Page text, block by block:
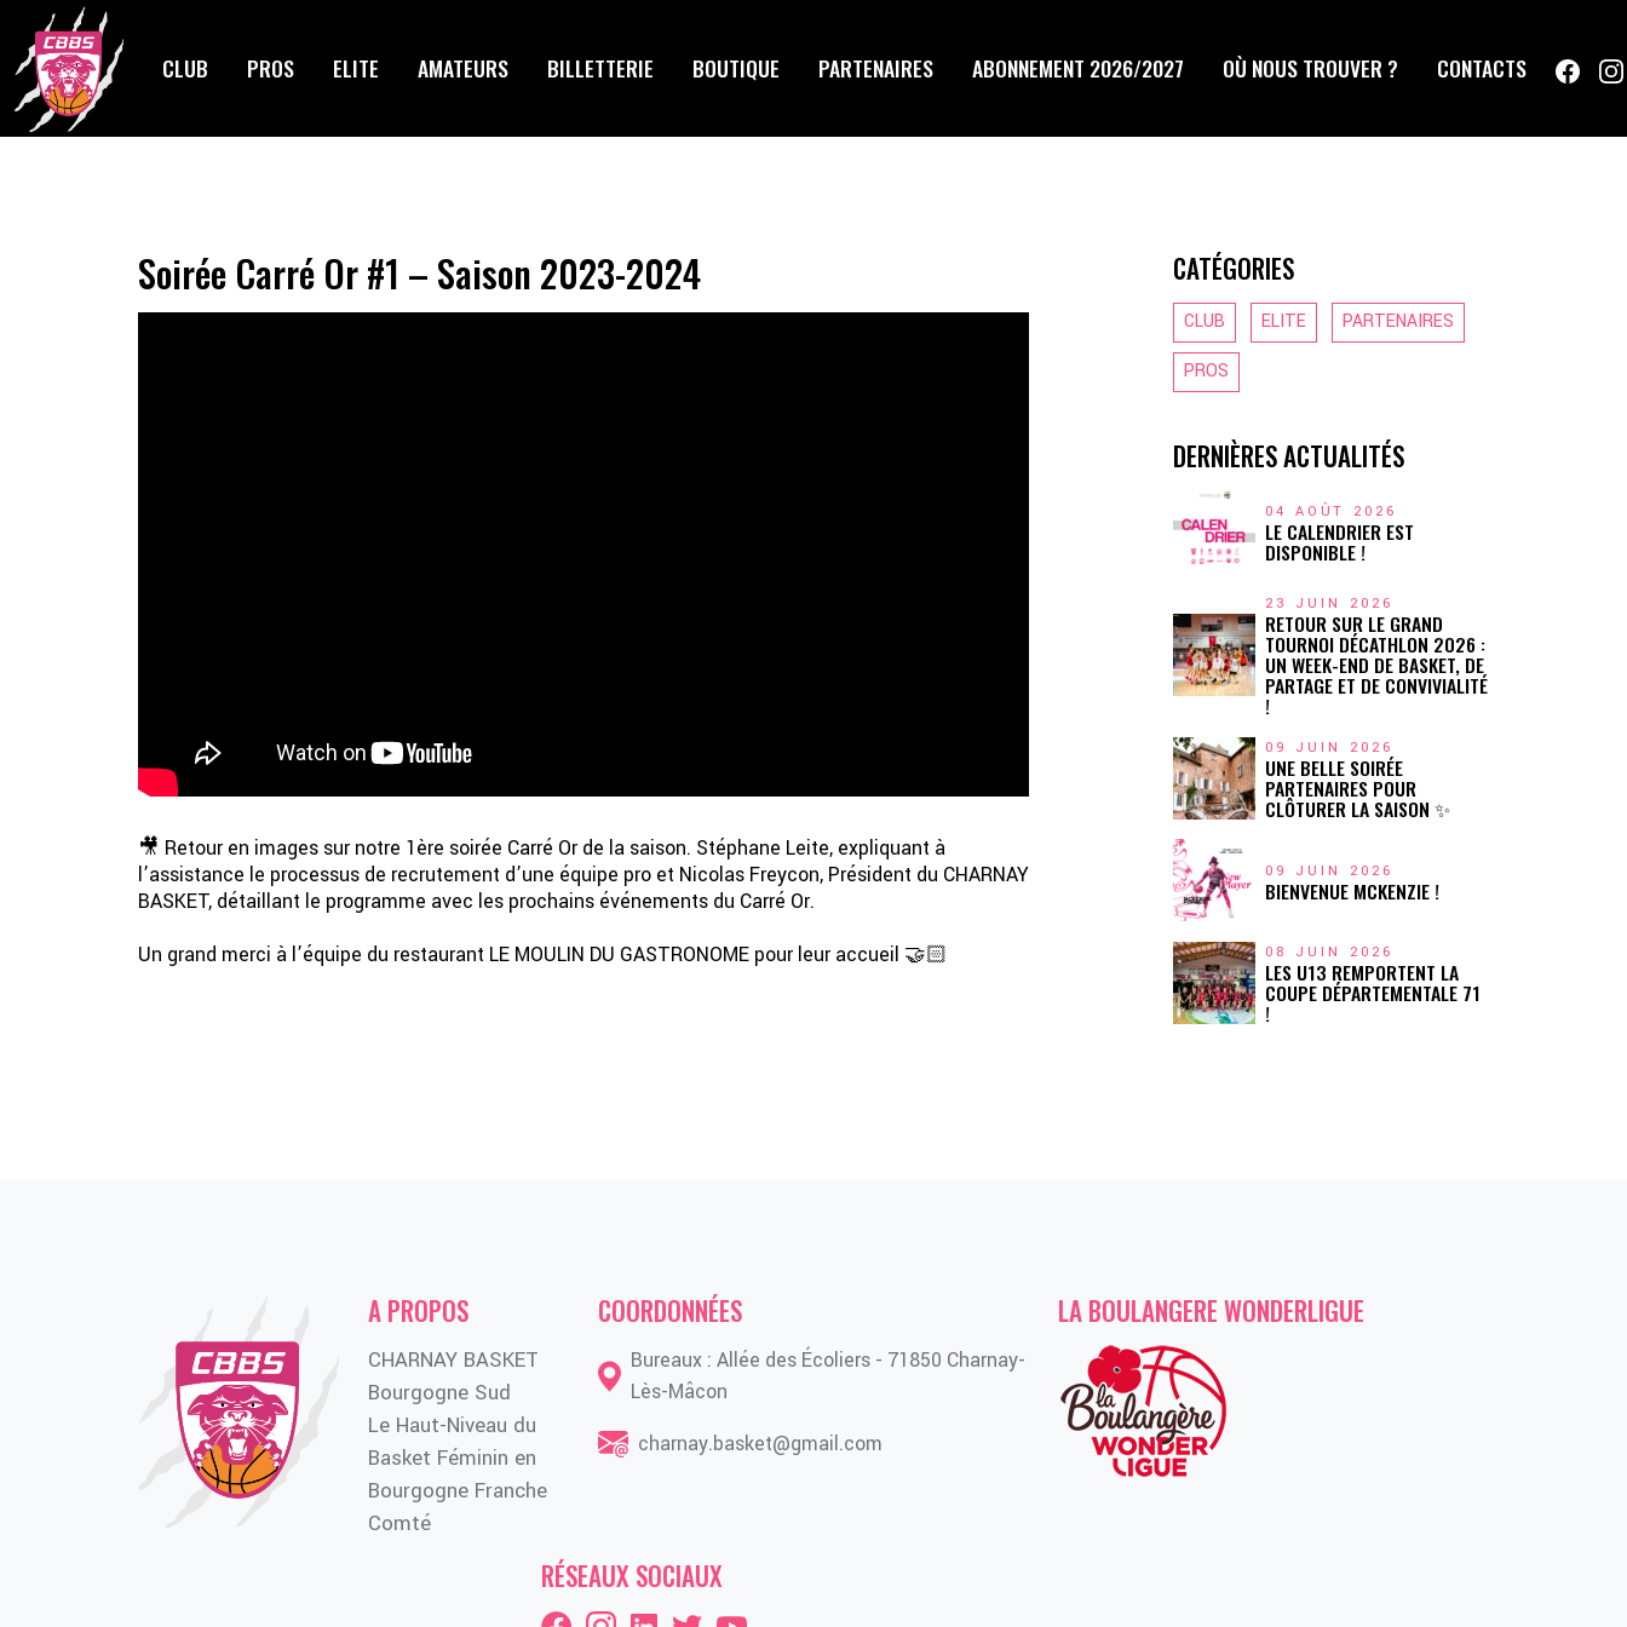
content
CLUB PROS ELITE AMATEURS BILLETTERIE BOUTIQUE PARTENAIRES ABONNEMENT 2026/2027 OÙ NOUS TROUVER ? CONTACTS
Soirée Carré Or #1 – Saison 2023-2024
🎥 Retour en images sur notre 1ère soirée Carré Or de la saison. Stéphane Leite, expliquant à
l’assistance le processus de recrutement d’une équipe pro et Nicolas Freycon, Président du CHARNAY
BASKET, détaillant le programme avec les prochains événements du Carré Or.
Un grand merci à l’équipe du restaurant LE MOULIN DU GASTRONOME pour leur accueil 🤝🏻
CATÉGORIES
CLUB ELITE PARTENAIRES
PROS
DERNIÈRES ACTUALITÉS
04 AOÛT 2026
LE CALENDRIER EST
DISPONIBLE !
23 JUIN 2026
RETOUR SUR LE GRAND
TOURNOI DÉCATHLON 2026 :
UN WEEK-END DE BASKET, DE
PARTAGE ET DE CONVIVIALITÉ
!
09 JUIN 2026
UNE BELLE SOIRÉE
PARTENAIRES POUR
CLÔTURER LA SAISON ✨
09 JUIN 2026
BIENVENUE MCKENZIE !
08 JUIN 2026
LES U13 REMPORTENT LA
COUPE DÉPARTEMENTALE 71
!
A PROPOS
CHARNAY BASKET
Bourgogne Sud
Le Haut-Niveau du
Basket Féminin en
Bourgogne Franche
Comté
COORDONNÉES
Bureaux : Allée des Écoliers - 71850 Charnay-
Lès-Mâcon
charnay.basket@gmail.com
LA BOULANGERE WONDERLIGUE
RÉSEAUX SOCIAUX